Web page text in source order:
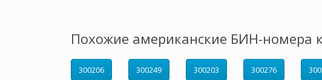
Похожие американские БИН-номера
300206 300249 300203 300276